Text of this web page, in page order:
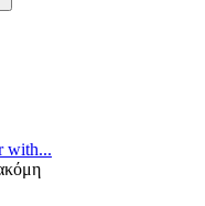
with...